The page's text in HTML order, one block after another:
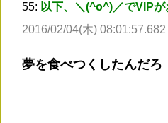
55: 以下、＼(^o^)／でVIP
2016/02/04(木)
夢を食べつくしたんだろ